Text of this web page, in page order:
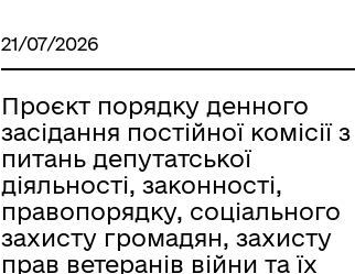
21/07/2026
Проєкт порядку денного
засідання постійної комісії з
питань депутатської
діяльності, законності,
правопорядку, соціального
захисту громадян, захисту
прав ветеранів війни та їх